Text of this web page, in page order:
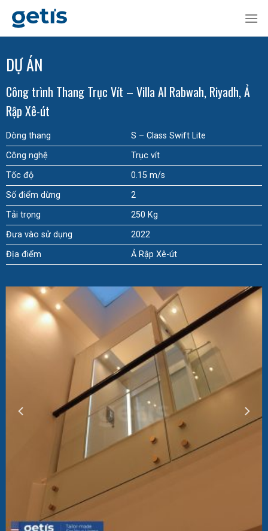
content
DỰ ÁN
Công trình Thang Trục Vít – Villa Al Rabwah, Riyadh, Ả
Rập Xê-út
Dòng thang
S – Class Swift Lite
Công nghệ
Trục vít
Tốc độ
0.15 m/s
Số điểm dừng
2
Tải trọng
250 Kg
Đưa vào sử dụng
2022
Địa điểm
Ả Rập Xê-út